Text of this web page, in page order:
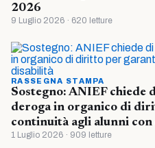
2026
9 Luglio 2026 · 620 letture
RASSEGNA STAMPA
Sostegno: ANIEF
deroga in organico di
continuità agli alunni
1 Luglio 2026 · 909 letture